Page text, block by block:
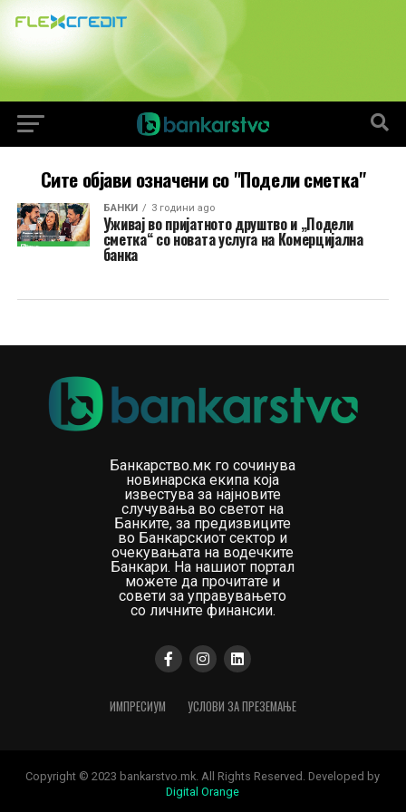
Сите објави означени со "Подели сметка"
БАНКИ 3 години ago
Уживај во пријатното друштво и „Подели
сметка“ со новата услуга на Комерцијална
банка
Банкарство.мк го сочинува
новинарска екипа која
известува за најновите
случувања во светот на
Банките, за предизвиците
во Банкарскиот сектор и
очекувањата на водечките
Банкари. На нашиот портал
можете да прочитате и
совети за управувањето
со личните финансии.
ИМПРЕСИУМ УСЛОВИ ЗА ПРЕЗЕМАЊЕ
Copyright © 2023 bankarstvo.mk. All Rights Reserved. Developed by
Digital Orange